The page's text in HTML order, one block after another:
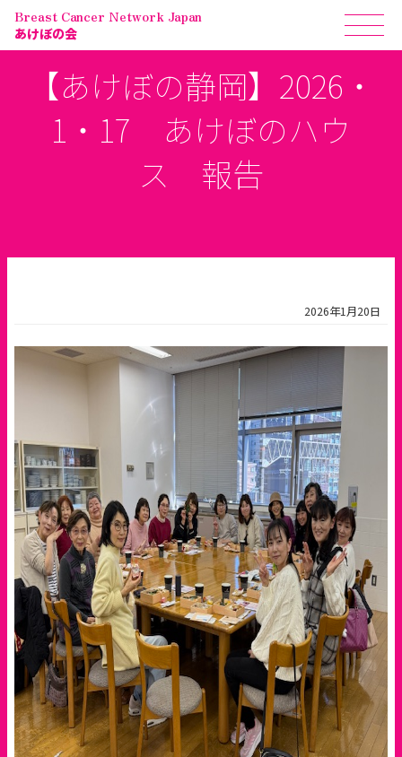
Breast Cancer Network Japan
あけぼの会
【あけぼの静岡】2026・
1・17 あけぼのハウ
ス 報告
2026年1月20日